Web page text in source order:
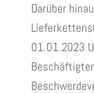
Darüber
01.01.2023